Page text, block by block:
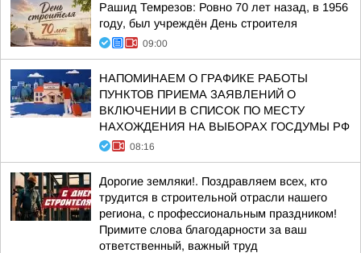
Рашид Темрезов: Ровно 70 лет назад, в 1956
году, был учреждён День строителя
09:00
НАПОМИНАЕМ О ГРАФИКЕ РАБОТЫ
ПУНКТОВ ПРИЕМА ЗАЯВЛЕНИЙ О
ВКЛЮЧЕНИИ В СПИСОК ПО МЕСТУ
НАХОЖДЕНИЯ НА ВЫБОРАХ ГОСДУМЫ РФ
08:16
Дорогие земляки!. Поздравляем всех, кто
трудится в строительной отрасли нашего
региона, с профессиональным праздником!
Примите слова благодарности за ваш
ответственный, важный труд